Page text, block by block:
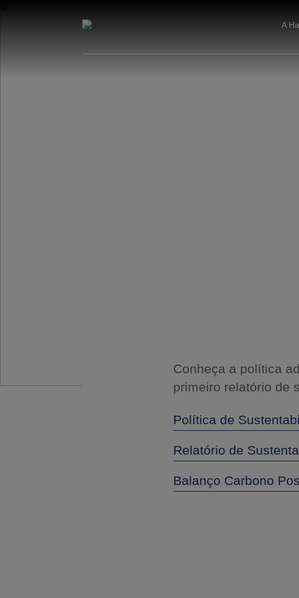
A
Conheça a política
primeiro relatório de
Política de
Relatório de
Balanço Carbono